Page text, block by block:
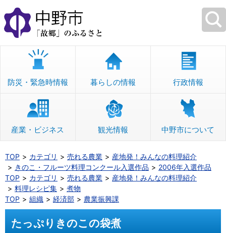
本
文
へ
移
防災・緊急時情報 暮らしの情報 行政情報
産業・ビジネス 観光情報 中野市について
TOP カテゴリ 売れる農業
産地発！みんなの料理紹介
きのこ・フルーツ料理コンクール入選作品
2006年入選作品
TOP
カテゴリ 売れる農業
産地発！みんなの料理紹介
料理レシピ集
煮物
TOP
組織 経済部 農業振興課
たっぷりきのこの袋煮